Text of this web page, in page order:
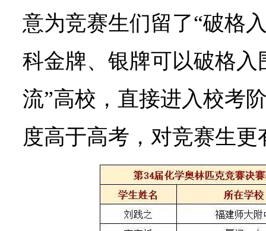
意为竞赛生们留了“破格
科金牌、银牌可以破格入
流”高校，直接进入校考
度高于高考，对竞赛生更